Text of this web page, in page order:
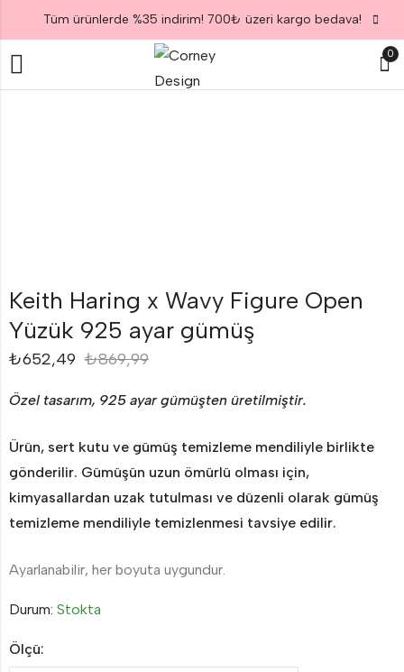
Tüm ürünlerde %35 indirim! 700₺ üzeri kargo bedava!
0
Keith Haring x Wavy Figure Open
Yüzük 925 ayar gümüş
₺652,49 ₺869,99
Özel tasarım, 925 ayar gümüşten üretilmiştir.
Ürün, sert kutu ve gümüş temizleme mendiliyle birlikte
gönderilir. Gümüşün uzun ömürlü olması için,
kimyasallardan uzak tutulması ve düzenli olarak gümüş
temizleme mendiliyle temizlenmesi tavsiye edilir.
Ayarlanabilir, her boyuta uygundur.
Durum: Stokta
Ölçü: